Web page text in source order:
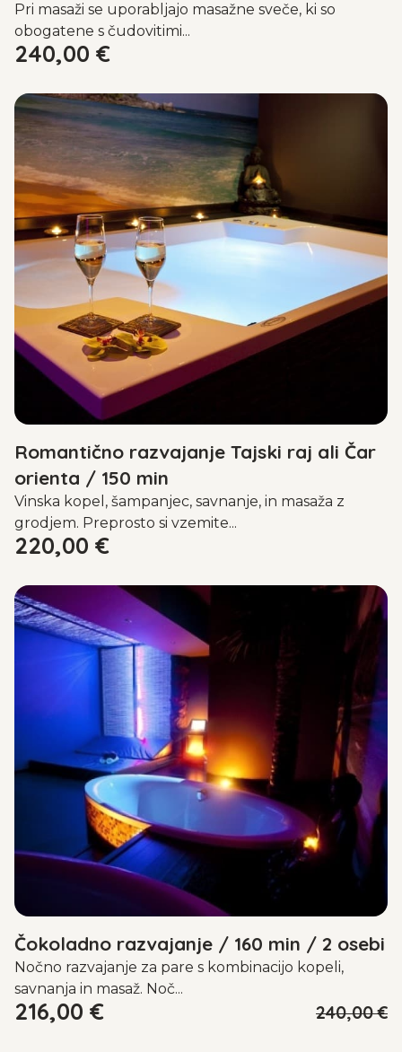
Pri masaži se uporabljajo masažne sveče, ki so
obogatene s čudovitimi...
240,00 €
Romantično razvajanje Tajski raj ali Čar
orienta / 150 min
Vinska kopel, šampanjec, savnanje, in masaža z
grodjem. Preprosto si vzemite...
220,00 €
Čokoladno razvajanje / 160 min / 2 osebi
Nočno razvajanje za pare s kombinacijo kopeli,
savnanja in masaž. Noč...
216,00 € 240,00 €